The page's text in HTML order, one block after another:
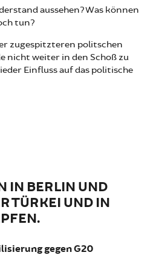
aussehen? Was können
tun?
zugespitzteren politschen
nicht weiter in den Schoß zu
Einfluss auf das politische
IN BERLIN UND
TÜRKEI UND IN
gegen G20